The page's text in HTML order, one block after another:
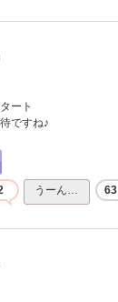
ート
ですね♪
うーん… 63